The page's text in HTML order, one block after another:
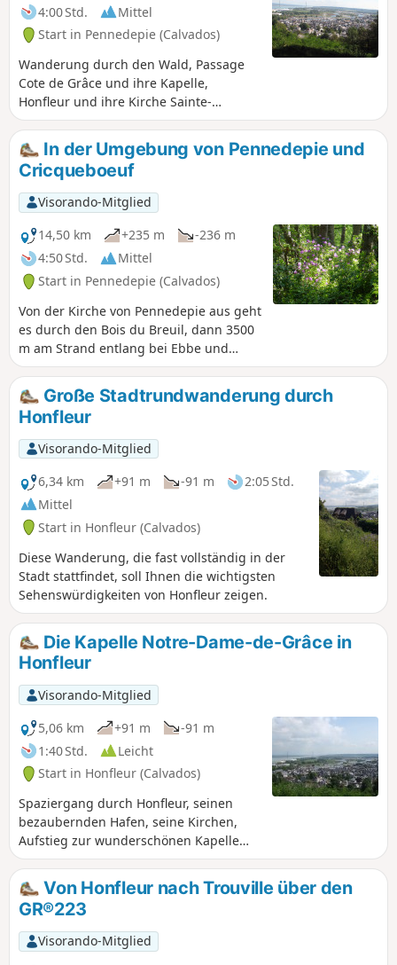
4:00 Std.
Mittel
Start in Pennedepie (Calvados)
Wanderung durch den Wald, Passage
Cote de Grâce und ihre Kapelle,
Honfleur und ihre Kirche Sainte-
Catherine, der Garten der
Persönlichkeiten, Spaziergang am
Strand und Rückkehr in den Wald mit
seinen Rhododendren.
In der Umgebung von Pennedepie und
Cricqueboeuf
Visorando-Mitglied
14,50 km
+235 m
-236 m
4:50 Std.
Mittel
Start in Pennedepie (Calvados)
Von der Kirche von Pennedepie aus geht
es durch den Bois du Breuil, dann 3500
m am Strand entlang bei Ebbe und
zurück durch die Landschaft.
Große Stadtrundwanderung durch
Honfleur
Visorando-Mitglied
6,34 km
+91 m -91 m
2:05 Std.
Mittel
Start in Honfleur (Calvados)
Diese Wanderung, die fast vollständig in der
Stadt stattfindet, soll Ihnen die wichtigsten
Sehenswürdigkeiten von Honfleur zeigen.
Die Kapelle Notre-Dame-de-Grâce in
Honfleur
Visorando-Mitglied
5,06 km
+91 m
-91 m
1:40 Std.
Leicht
Start in Honfleur (Calvados)
Spaziergang durch Honfleur, seinen
bezaubernden Hafen, seine Kirchen,
Aufstieg zur wunderschönen Kapelle
Notre-Dame-de-Grâce, schöner Ausblick
auf Honfleur, Le Havre, die Mündung
der Seine und die Pont de Normandie.
Von Honfleur nach Trouville über den
GR®223
Visorando-Mitglied